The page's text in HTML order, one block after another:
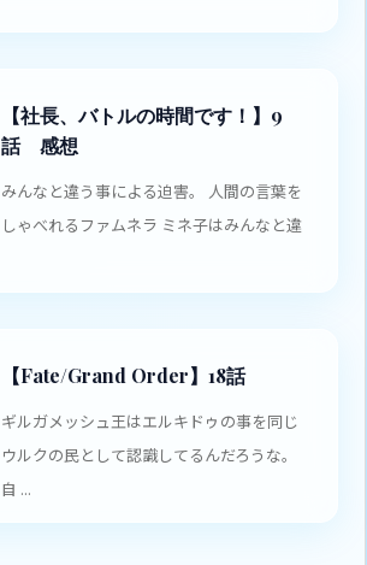
【社長、バトルの時間です！】9
話 感想
みんなと違う事による迫害。 人間の言葉を
しゃべれるファムネラ ミネ子はみんなと違
【Fate/Grand Order】18話
ギルガメッシュ王はエルキドゥの事を同じ
ウルクの民として認識してるんだろうな。
自 ...